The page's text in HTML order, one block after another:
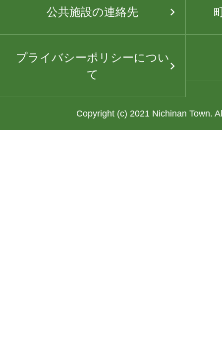
公共施設の連絡先
プライバシーポリシーについ
て
Copyright (c) 2021 Nichinan Town.